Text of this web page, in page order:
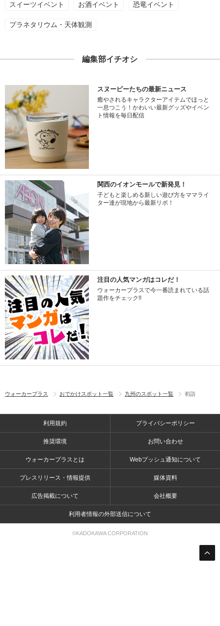
スイーツイベント お酒イベント 恐竜イベント
プラネタリウム・天体観測
編集部イチオシ
スヌーピーたちの最新ニュース
癒やされるキャラクターアイテムでほっと
一息つこう！かわいい最新グッズやイベン
ト情報を毎日配信
関西のイオンモールで新発見！
子どもと楽しめる新しい遊び方をママライ
ター達が現地から最新リポ！
注目の人気マンガはコレだ！
ウォーカープラスで今一番読まれている話
題作をチェック!!
ウォーカープラス おでかけスポット一覧 九州のスポット一覧 初詣
利用規約 プライバシーポリシー
推奨環境 お問い合わせ
ウォーカープラスとは Webプッシュ通知について
プレスリリース・情報提供 媒体資料
広告掲載について 会社概要
利用者情報の外部送信について
©KADOKAWA CORPORATION